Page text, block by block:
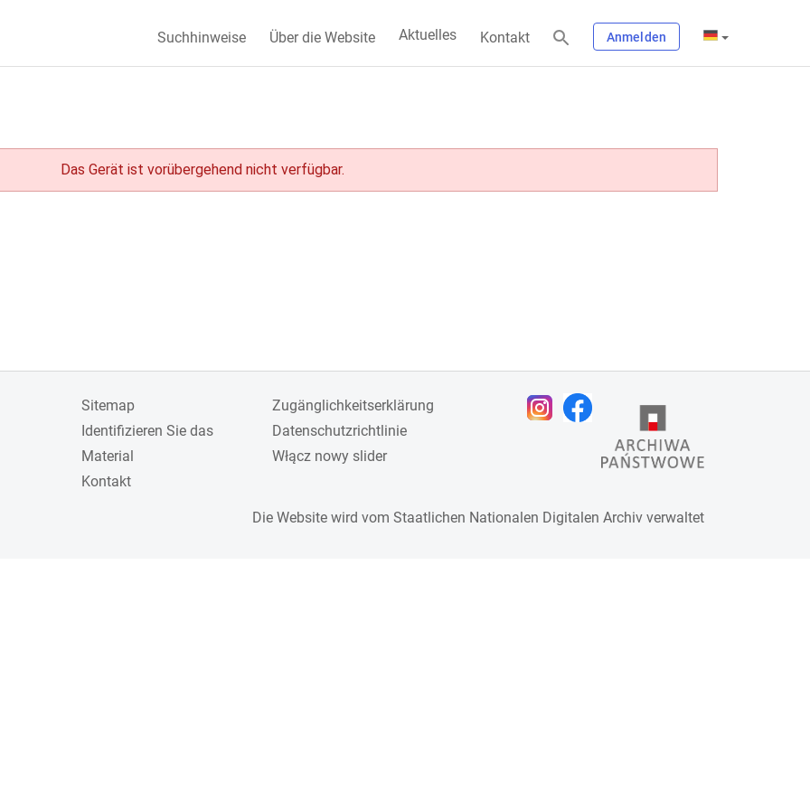
Suchhinweise Über die Website Aktuelles Kontakt Anmelden
Das Gerät ist vorübergehend nicht verfügbar.
Sitemap
Identifizieren Sie das
Material
Kontakt
Zugänglichkeitserklärung
Datenschutzrichtlinie
Włącz nowy slider
Die Website wird vom Staatlichen Nationalen Digitalen Archiv verwaltet